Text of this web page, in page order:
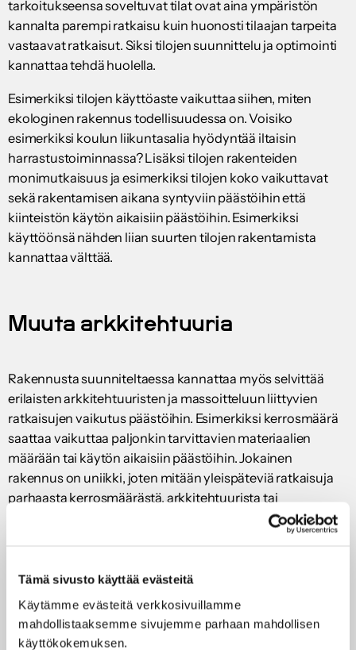
Tämä sivusto käyttää evästeitä
Käytämme evästeitä verkkosivuillamme
mahdollistaaksemme sivujemme parhaan mahdollisen
käyttökokemuksen.
tarkoitukseensa soveltuvat tilat ovat aina ympäristön
kannalta parempi ratkaisu kuin huonosti tilaajan tarpeita
vastaavat ratkaisut. Siksi tilojen suunnittelu ja optimointi
kannattaa tehdä huolella.
Esimerkiksi tilojen käyttöaste vaikuttaa siihen, miten
ekologinen rakennus todellisuudessa on. Voisiko
esimerkiksi koulun liikuntasalia hyödyntää iltaisin
harrastustoiminnassa? Lisäksi tilojen rakenteiden
monimutkaisuus ja esimerkiksi tilojen koko vaikuttavat
sekä rakentamisen aikana syntyviin päästöihin että
kiinteistön käytön aikaisiin päästöihin. Esimerkiksi
käyttöönsä nähden liian suurten tilojen rakentamista
kannattaa välttää.
Muuta arkkitehtuuria
Rakennusta suunniteltaessa kannattaa myös selvittää
erilaisten arkkitehtuuristen ja massoitteluun liittyvien
ratkaisujen vaikutus päästöihin. Esimerkiksi kerrosmäärä
saattaa vaikuttaa paljonkin tarvittavien materiaalien
määrään tai käytön aikaisiin päästöihin. Jokainen
rakennus on uniikki, joten mitään yleispäteviä ratkaisuja
parhaasta kerrosmäärästä, arkkitehtuurista tai
muistakaan ominaisuuksista on mahdotonta antaa.
Tontin ominaisuudet, kaavamääräykset ja tuleva
ratkaisuille. Simulaation avulla on kuitenkin mahdollista
vertailla eri vaihtoehtojen vaikutusta niin kustannuksiin
kuin hiilijalanjälkeenkin, joten ennen lopullisten valintojen
tekemistä kannattaa tutkia eri vaihtoehtoja.